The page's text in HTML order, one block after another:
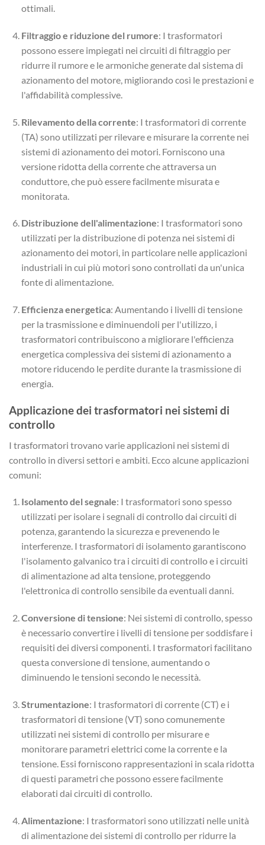
ottimali.
Filtraggio e riduzione del rumore: I trasformatori
possono essere impiegati nei circuiti di filtraggio per
ridurre il rumore e le armoniche generate dal sistema di
azionamento del motore, migliorando così le prestazioni e
l'affidabilità complessive.
Rilevamento della corrente: I trasformatori di corrente
(TA) sono utilizzati per rilevare e misurare la corrente nei
sistemi di azionamento dei motori. Forniscono una
versione ridotta della corrente che attraversa un
conduttore, che può essere facilmente misurata e
monitorata.
Distribuzione dell'alimentazione: I trasformatori sono
utilizzati per la distribuzione di potenza nei sistemi di
azionamento dei motori, in particolare nelle applicazioni
industriali in cui più motori sono controllati da un'unica
fonte di alimentazione.
Efficienza energetica: Aumentando i livelli di tensione
per la trasmissione e diminuendoli per l'utilizzo, i
trasformatori contribuiscono a migliorare l'efficienza
energetica complessiva dei sistemi di azionamento a
motore riducendo le perdite durante la trasmissione di
energia.
Applicazione dei trasformatori nei sistemi di
controllo
I trasformatori trovano varie applicazioni nei sistemi di
controllo in diversi settori e ambiti. Ecco alcune applicazioni
comuni:
Isolamento del segnale: I trasformatori sono spesso
utilizzati per isolare i segnali di controllo dai circuiti di
potenza, garantendo la sicurezza e prevenendo le
interferenze. I trasformatori di isolamento garantiscono
l'isolamento galvanico tra i circuiti di controllo e i circuiti
di alimentazione ad alta tensione, proteggendo
l'elettronica di controllo sensibile da eventuali danni.
Conversione di tensione: Nei sistemi di controllo, spesso
è necessario convertire i livelli di tensione per soddisfare i
requisiti dei diversi componenti. I trasformatori facilitano
questa conversione di tensione, aumentando o
diminuendo le tensioni secondo le necessità.
Strumentazione: I trasformatori di corrente (CT) e i
trasformatori di tensione (VT) sono comunemente
utilizzati nei sistemi di controllo per misurare e
monitorare parametri elettrici come la corrente e la
tensione. Essi forniscono rappresentazioni in scala ridotta
di questi parametri che possono essere facilmente
elaborati dai circuiti di controllo.
Alimentazione: I trasformatori sono utilizzati nelle unità
di alimentazione dei sistemi di controllo per ridurre la